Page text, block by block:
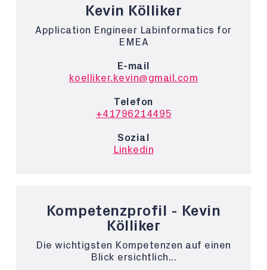
Kevin Kölliker
Application Engineer Labinformatics for
EMEA
E-mail
koelliker.kevin@gmail.com
Telefon
+41796214495
Sozial
Linkedin
Kompetenzprofil - Kevin
Kölliker
Die wichtigsten Kompetenzen auf einen
Blick ersichtlich...